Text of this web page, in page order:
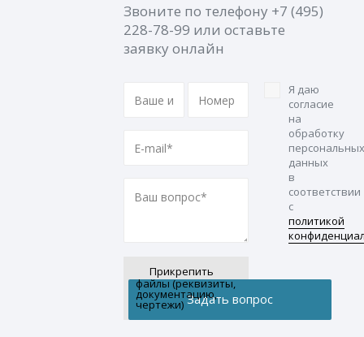
Звоните по телефону +7 (495)
228-78-99 или оставьте
заявку онлайн
Прикрепить
файлы (реквизиты,
документацию,
чертежи)
Я даю
согласие
на
обработку
персональных
данных
в
соответствии
с
политикой